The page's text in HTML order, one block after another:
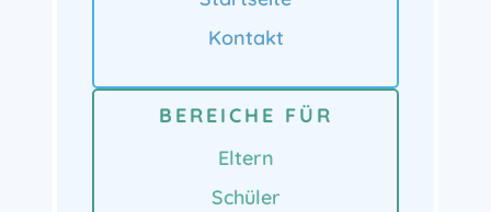
Kontakt
BEREICHE FÜR
Eltern
Schüler